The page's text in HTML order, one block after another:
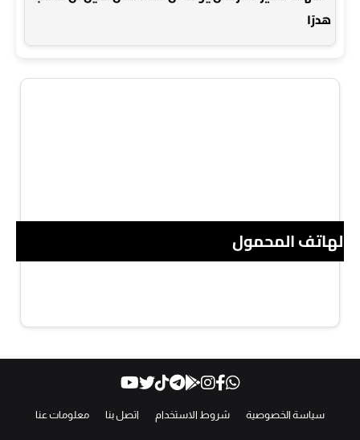
هدرًا
الهاتف المحمول
سياسة الخصوصية شروط الاستخدام اتصل بنا معلومات عنا